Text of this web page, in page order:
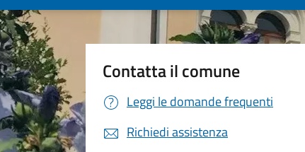
Contatta il comune
Leggi le domande frequenti
Richiedi assistenza